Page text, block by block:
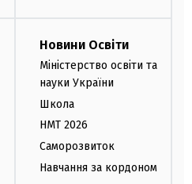
Новини Освіти
Міністерство освіти та
науки України
Школа
НМТ 2026
Саморозвиток
Навчання за кордоном